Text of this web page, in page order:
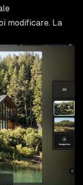
modificare. La